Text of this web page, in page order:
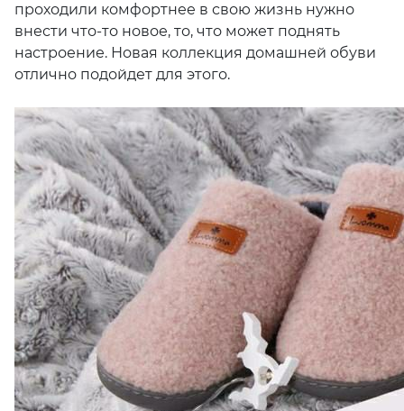
проходили комфортнее в свою жизнь нужно
внести что-то новое, то, что может поднять
настроение. Новая коллекция домашней обуви
отлично подойдет для этого.